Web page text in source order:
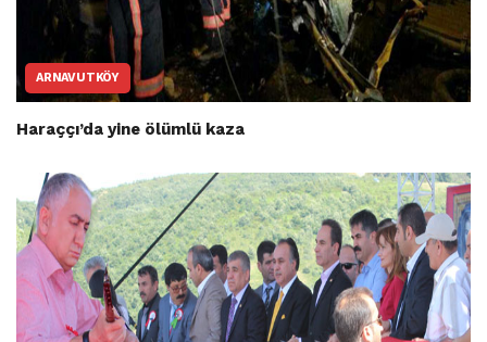
ARNAVUTKÖY
Haraççı’da yine ölümlü kaza